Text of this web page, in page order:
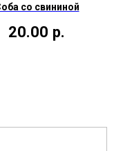
со свининой
20.00 р.